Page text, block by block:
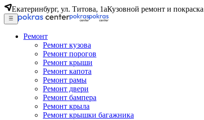
Екатеринбург, ул. Титова, 1аКузовной ремонт и
Ремонт
Ремонт кузова
Ремонт порогов
Ремонт крыши
Ремонт капота
Ремонт рамы
Ремонт двери
Ремонт бампера
Ремонт крыла
Ремонт крышки багажника